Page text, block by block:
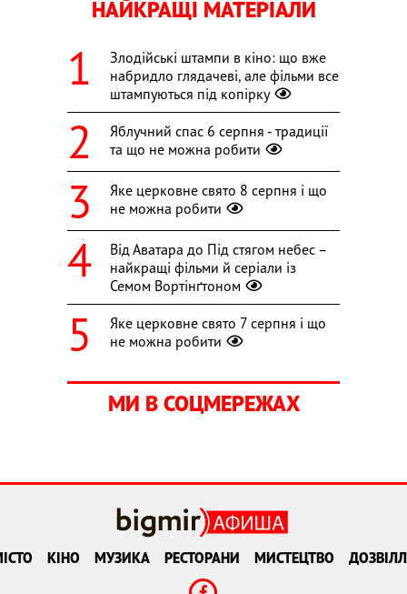
НАЙКРАЩІ МАТЕРІАЛИ
Злодійські штампи в кіно: що вже
набридло глядачеві, але фільми все
штампуються під копірку
Яблучний спас 6 серпня - традиції
та що не можна робити
Яке церковне свято 8 серпня і що
не можна робити
Від Аватара до Під стягом небес –
найкращі фільми й серіали із
Семом Вортінґтоном
Яке церковне свято 7 серпня і що
не можна робити
МИ В СОЦМЕРЕЖАХ
КІНО МУЗИКА РЕСТОРАНИ МИСТЕЦТВО